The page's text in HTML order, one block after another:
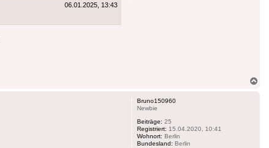
06.01.2025, 13:43
Bruno150960
Newbie
Beiträge: 25
Registriert: 15.04.2020, 10:41
Wohnort: Berlin
Bundesland: Berlin